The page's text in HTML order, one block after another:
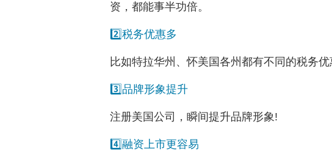
资，都能事半功倍。
2️⃣税务优惠多
比如特拉华州、怀美国各州都有不同的税务
3️⃣品牌形象提升
注册美国公司，瞬间提升品牌形象!
4️⃣融资上市更容易